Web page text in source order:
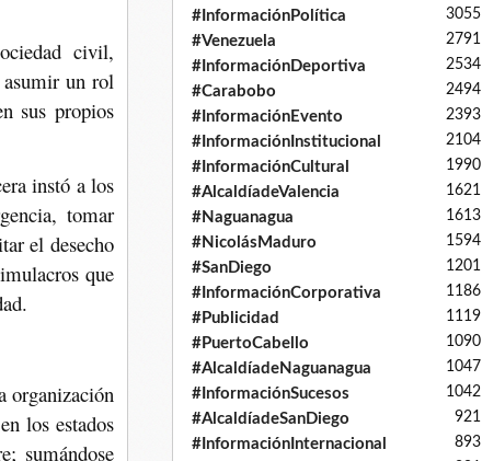
civil,
asumir un rol
sus propios
instó a los
tomar
el desecho
que
organización
los estados
sumándose
#InformaciónPolítica 3055
#Venezuela 2791
#InformaciónDeportiva 2534
#Carabobo 2494
#InformaciónEvento 2393
#InformaciónInstitucional 2104
#InformaciónCultural 1990
#AlcaldíadeValencia 1621
#Naguanagua 1613
#NicolásMaduro 1594
#SanDiego 1201
#InformaciónCorporativa 1186
#Publicidad 1119
#PuertoCabello 1090
#AlcaldíadeNaguanagua 1047
#InformaciónSucesos 1042
#AlcaldíadeSanDiego 921
#InformaciónInternacional 893